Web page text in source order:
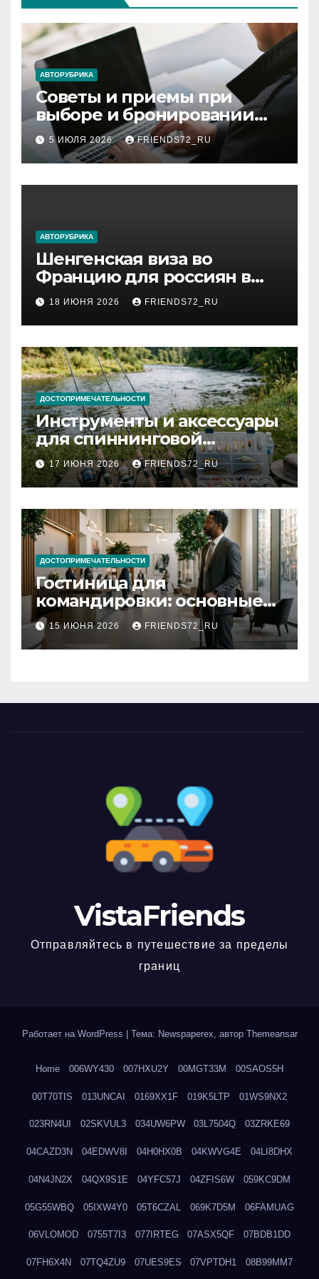
АВТОРУБРИКА
Советы и приемы при
выборе и бронировании
авиабилетов
5 ИЮЛЯ 2026 FRIENDS72_RU
АВТОРУБРИКА
Шенгенская виза во
Францию для россиян в
2026 году: сроки от 3 дней
и список необходимых
документов
18 ИЮНЯ 2026 FRIENDS72_RU
ДОСТОПРИМЕЧАТЕЛЬНОСТИ
Инструменты и аксессуары
для спиннинговой
рыбалки: назначение и
типы
17 ИЮНЯ 2026 FRIENDS72_RU
ДОСТОПРИМЕЧАТЕЛЬНОСТИ
Гостиница для
командировки: основные
критерии выбора
15 ИЮНЯ 2026 FRIENDS72_RU
VistaFriends
Отправляйтесь в путешествие за пределы
границ
Работает на WordPress Тема: Newspaperex, автор Themeansar
Home 006WY430 007HXU2Y 00MGT33M 00SAOS5H
00T70TIS 013UNCAI 0169XX1F 019K5LTP 01WS9NX2
023RN4UI 02SKVUL3 034UW6PW 03L7504Q 03ZRKE69
04CAZD3N 04EDWV8I 04H0HX0B 04KWVG4E 04LI8DHX
04N4JN2X 04QX9S1E 04YFC57J 04ZFIS6W 059KC9DM
05G55WBQ 05IXW4Y0 05T6CZAL 069K7D5M 06FAMUAG
06VLOMOD 0755T7I3 077IRTEG 07ASX5QF 07BDB1DD
07FH6X4N 07TQ4ZU9 07UES9ES 07VPTDH1 08B99MM7